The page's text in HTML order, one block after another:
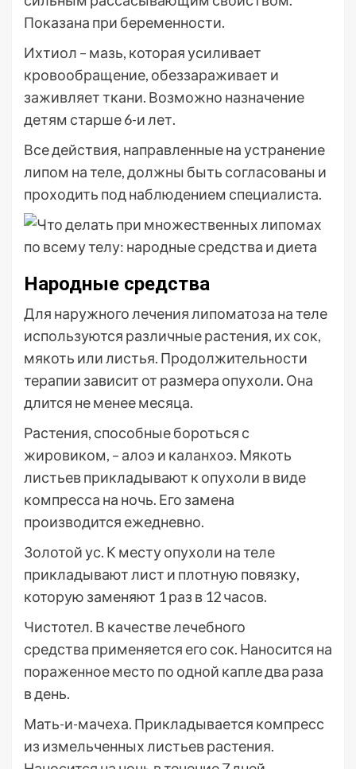
Показана при беременности.
Ихтиол – мазь, которая усиливает
кровообращение, обеззараживает и
заживляет ткани. Возможно назначение
детям старше 6-и лет.
Все действия, направленные на устранение
липом на теле, должны быть согласованы и
проходить под наблюдением специалиста.
Народные средства
Для наружного лечения липоматоза на теле
используются различные растения, их сок,
мякоть или листья. Продолжительности
терапии зависит от размера опухоли. Она
длится не менее месяца.
Растения, способные бороться с
жировиком, – алоэ и каланхоэ. Мякоть
листьев прикладывают к опухоли в виде
компресса на ночь. Его замена
производится ежедневно.
Золотой ус. К месту опухоли на теле
прикладывают лист и плотную повязку,
которую заменяют 1 раз в 12 часов.
Чистотел. В качестве лечебного
средства применяется его сок. Наносится на
пораженное место по одной капле два раза
в день.
Мать-и-мачеха. Прикладывается компресс
из измельченных листьев растения.